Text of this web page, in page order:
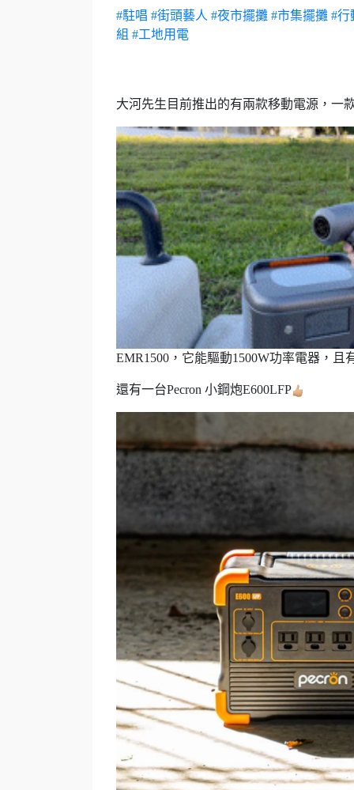
#駐唱 #街頭藝人 #夜市擺攤 #市集擺攤 #行
組 #工地用電
大河先生目前推出的有兩款移動電源，一
EMR1500，它能驅動1500W功率電器，且
還有一台Pecron 小鋼炮E600LFP